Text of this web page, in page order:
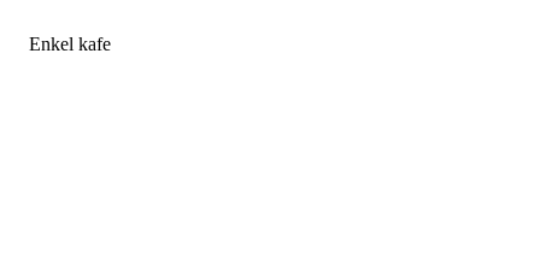
Enkel kafe